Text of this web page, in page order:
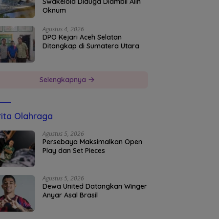
Oknum
Agustus 4, 2026
DPO Kejari Aceh Selatan
Ditangkap di Sumatera Utara
Selengkapnya
Olahraga
Agustus 5, 2026
Persebaya Maksimalkan Open
Play dan Set Pieces
Agustus 5, 2026
Dewa United Datangkan Winger
Anyar Asal Brasil